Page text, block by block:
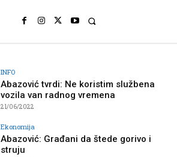
INFO
Abazović tvrdi: Ne koristim službena
vozila van radnog vremena
21/06/2022
Ekonomija
Abazović: Građani da štede gorivo i
struju